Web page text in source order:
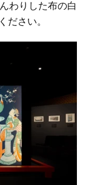
わりした布の白
ださい。